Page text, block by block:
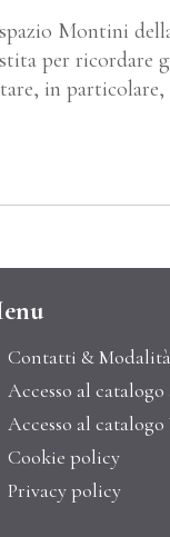
Montini
per
in
Contatti & Modalità
Accesso al
Accesso al
Cookie policy
Privacy policy